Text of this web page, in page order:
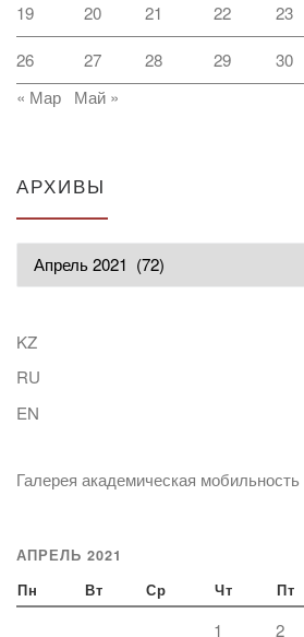
19 20 21 22 23
26 27 28 29
30
« Мар
Май »
АРХИВЫ
KZ
RU
EN
Галерея академическая мобильность
АПРЕЛЬ 2021
Пн Вт Ср Чт Пт
1 2